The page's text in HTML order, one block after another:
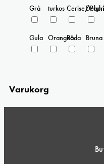
Grå turkos Cerise/
Gula OrangeaRöda Bruna
Varukorg